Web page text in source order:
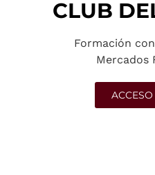
CLUB
Formación
Mercados